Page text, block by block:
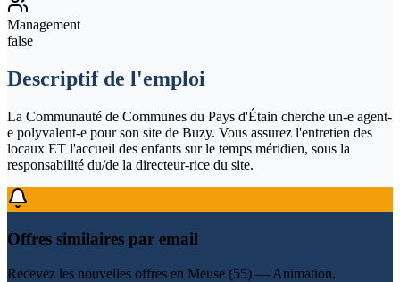
Management
false
Descriptif de l'emploi
La Communauté de Communes du Pays d'Étain cherche un-e agent-
e polyvalent-e pour son site de Buzy. Vous assurez l'entretien des
locaux ET l'accueil des enfants sur le temps méridien, sous la
responsabilité du/de la directeur-rice du site.
Offres similaires par email
Recevez les nouvelles offres en Meuse (55) — Animation.